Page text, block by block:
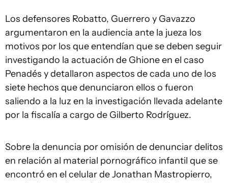
Los defensores Robatto, Guerrero y Gavazzo
argumentaron en la audiencia ante la jueza los
motivos por los que entendían que se deben seguir
investigando la actuación de Ghione en el caso
Penadés y detallaron aspectos de cada uno de los
siete hechos que denunciaron ellos o fueron
saliendo a la luz en la investigación llevada adelante
por la fiscalía a cargo de Gilberto Rodríguez.
Sobre la denuncia por omisión de denunciar delitos
en relación al material pornográfico infantil que se
encontró en el celular de Jonathan Mastropierro,